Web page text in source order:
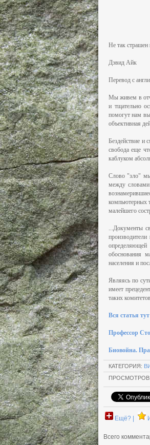
Не так страшен
Дэвид Айк
Перевод с
Мы живем в
и тщательно
помогут нам
объективная
Бездействие и
свобода еще
каблуком
Слово "зло" мы
между
компьютерных
малейшего
...Документы
определяющей
обоснования
населения и
Являясь по
имеет
таких
Вся статья тут
Професcор
Биовойна.
КАТЕГОРИЯ:
ПРОСМОТРОВ
Ещё? |
Всего